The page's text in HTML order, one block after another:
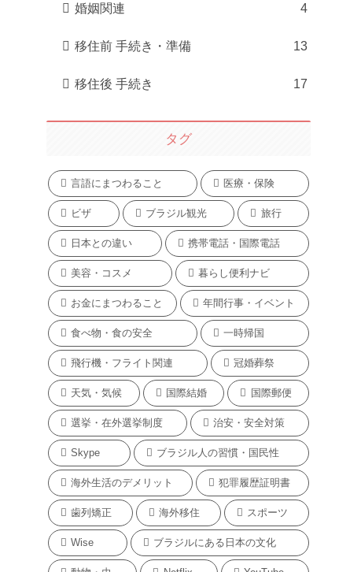
婚姻関連 4
移住前 手続き・準備 13
移住後 手続き 17
タグ
言語にまつわること 医療・保険
ビザ ブラジル観光 旅行
日本との違い 携帯電話・国際電話
美容・コスメ 暮らし便利ナビ
お金にまつわること 年間行事・イベント
食べ物・食の安全 一時帰国
飛行機・フライト関連 冠婚葬祭
天気・気候 国際結婚 国際郵便
選挙・在外選挙制度 治安・安全対策
Skype ブラジル人の習慣・国民性
海外生活のデメリット 犯罪履歴証明書
歯列矯正 海外移住 スポーツ
Wise ブラジルにある日本の文化